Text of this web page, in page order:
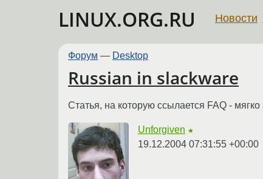
LINUX.ORG.RU Новости
Форум — Desktop
Russian in slackware
Статья, на которую ссылается FAQ -
Unforgiven ★
19.12.2004 07:31:55 +00:00